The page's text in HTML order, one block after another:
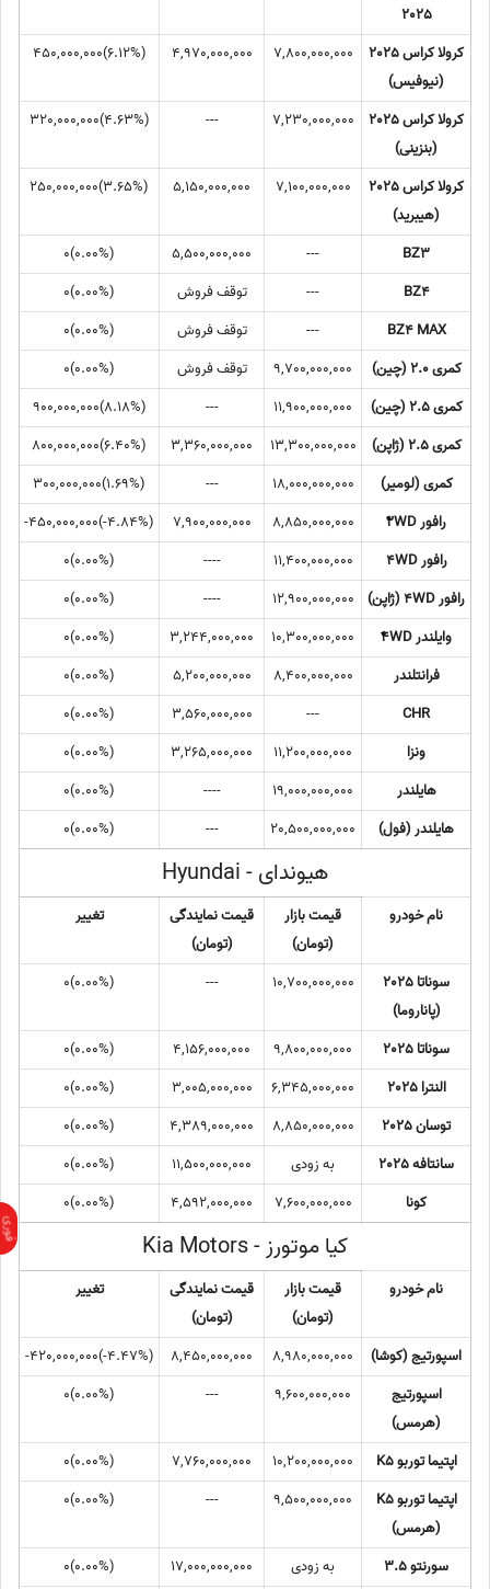
2025
کرولا کراس 2025
(نیوفیس)
7,800,000,000
4,970,000,000
(‎6.12%‏)‎450,000,000‏
کرولا کراس 2025
(بنزینی)
7,230,000,000
---
(‎4.63%‏)‎320,000,000‏
کرولا کراس 2025
(هیبرید)
7,100,000,000
5,150,000,000
(‎3.65%‏)‎250,000,000‏
BZ3
---
5,500,000,000
(0.00%)0
BZ4
--- توقف فروش
(0.00%)0
BZ4 MAX
--- توقف فروش
(0.00%)0
کمری 2.0 (چین)
9,700,000,000 توقف فروش
(0.00%)0
کمری 2.5 (چین)
11,900,000,000
---
(‎8.18%‏)‎900,000,000‏
کمری 2.5 (ژاپن)
13,300,000,000
3,360,000,000
(‎6.40%‏)‎800,000,000‏
کمری (لومیر)
18,000,000,000
---
(‎1.69%‏)‎300,000,000‏
رافور 2ٌWD
8,850,000,000
7,900,000,000
(‎-4.84%‏)‎-450,000,000‏
رافور 4WD
11,400,000,000
----
(0.00%)0
رافور 4WD (ژاپن)
12,900,000,000
----
(0.00%)0
وایلندر 4ٌWD
10,300,000,000
3,244,000,000
(0.00%)0
فرانتلندر
8,400,000,000
5,200,000,000
(0.00%)0
CHR
---
3,560,000,000
(0.00%)0
ونزا
11,200,000,000
3,265,000,000
(0.00%)0
هایلندر
19,000,000,000
----
(0.00%)0
هایلندر (فول)
20,500,000,000
---
(0.00%)0
هیوندای - Hyundai
نام خودرو
قیمت بازار
(تومان)
قیمت نمایندگی
(تومان)
تغییر
سوناتا 2025
(پاناروما)
10,700,000,000
---
(0.00%)0
سوناتا 2025 9,800,000,000
4,156,000,000
(0.00%)0
النترا 2025
6,345,000,000
3,005,000,000
(0.00%)0
توسان 2025
8,850,000,000
4,389,000,000
(0.00%)0
سانتافه 2025
به زودی 11,500,000,000
(0.00%)0
کونا
7,600,000,000
4,592,000,000
(0.00%)0
کیا موتورز - Kia Motors
نام خودرو
قیمت بازار
(تومان)
قیمت نمایندگی
(تومان)
تغییر
اسپورتیج (کوشا) 8,980,000,000
8,450,000,000
(‎-4.47%‏)‎-420,000,000‏
اسپورتیج
(هرمس)
9,600,000,000
---
(0.00%)0
اپتیما توربو K5 10,200,000,000
7,760,000,000
(0.00%)0
اپتیما توربو K5
(هرمس)
9,500,000,000
---
(0.00%)0
سورنتو 3.5 به زودی 17,000,000,000
(0.00%)0